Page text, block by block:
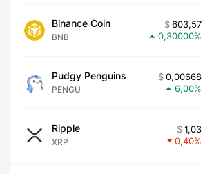
Binance Coin
BNB
603,57
0,30000
Pudgy Penguins
PENGU
0,00668
6,00
Ripple
XRP
1,03
0,40